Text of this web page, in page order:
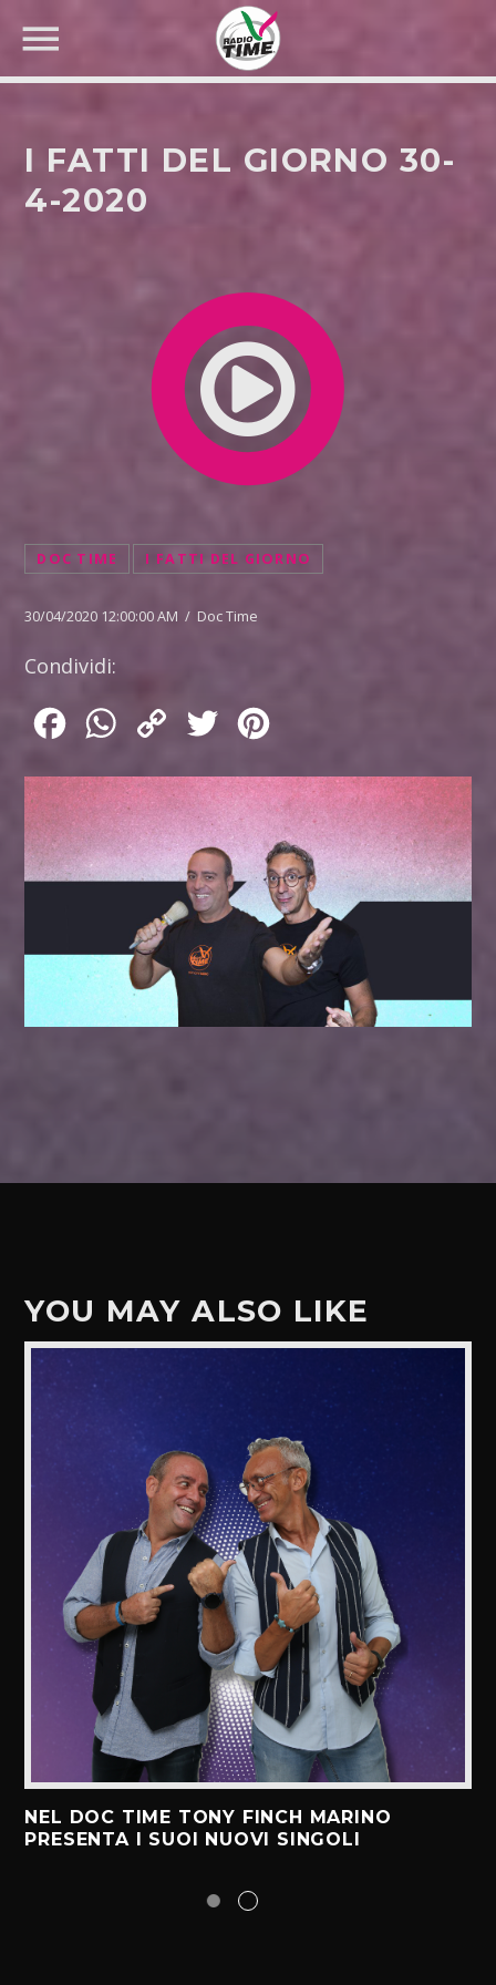
I FATTI DEL GIORNO 30-
4-2020
DOC TIME I FATTI DEL GIORNO
30/04/2020 12:00:00 AM / Doc Time
Condividi:
FacebookWhatsApp
Copy
Twitter
YOU MAY ALSO LIKE
NEL DOC TIME TONY FINCH MARINO
PRESENTA I SUOI NUOVI SINGOLI